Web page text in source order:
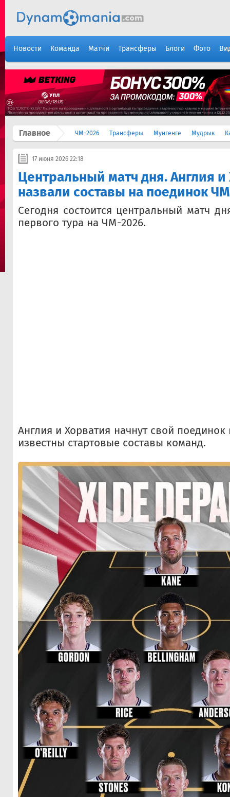
Новости Команда Матчи Трансферы Блоги Фото
Главное ЧМ-2026 Трансферы Мунгенге Мудрык
17 июня 2026 22:18
Центральный матч дня. Англия и
назвали составы на поединок
Сегодня состоится центральный матч
первого тура на ЧМ-2026.
Англия и Хорватия начнут свой
известны стартовые составы команд.